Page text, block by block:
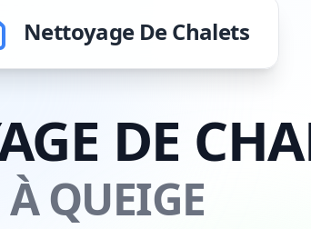
Nettoyage De Chalets
DE
À QUEIGE